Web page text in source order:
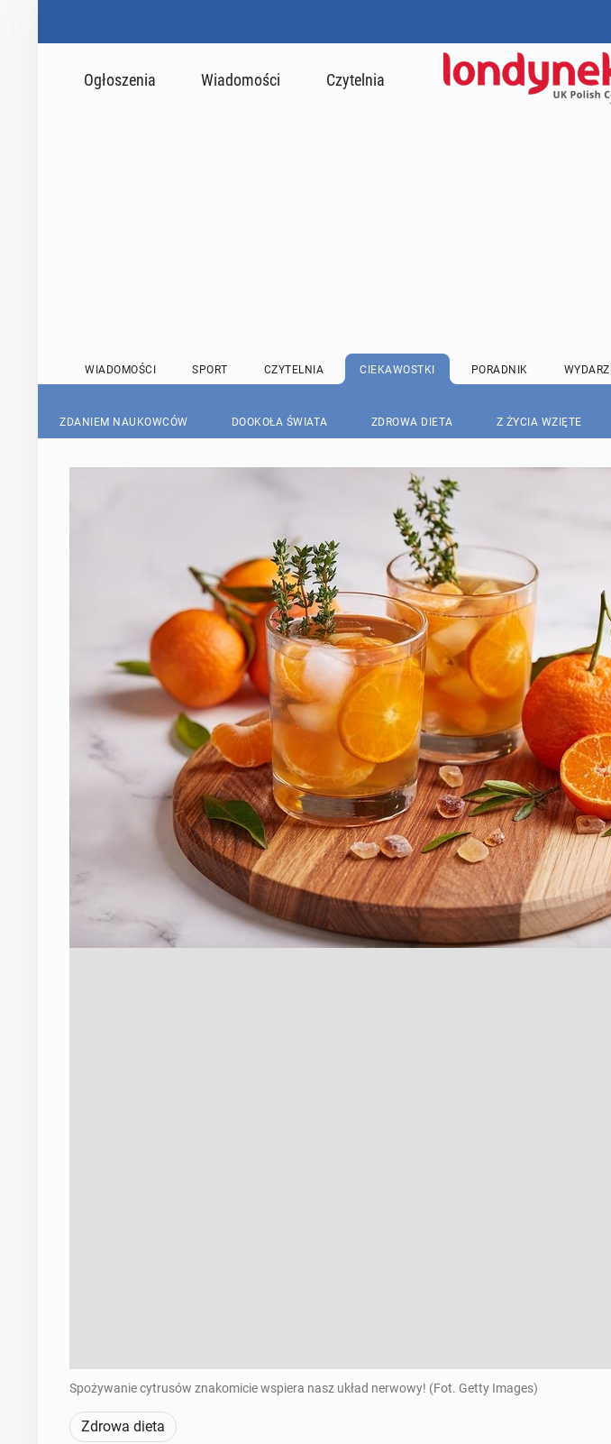
Ogłoszenia Wiadomości Czytelnia
WIADOMOŚCI SPORT CZYTELNIA CIEKAWOSTKI PORADNIK
ZDANIEM NAUKOWCÓW DOOKOŁA ŚWIATA ZDROWA DIETA Z ŻYCIA WZIĘTE
Spożywanie cytrusów znakomicie wspiera nasz układ nerwowy! (Fot. Getty Images)
Zdrowa dieta